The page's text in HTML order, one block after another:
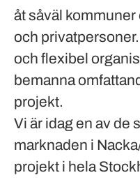
åt såväl
och
och flexibel
bemanna
projekt.
Vi är idag en av de
marknaden i
projekt i hela